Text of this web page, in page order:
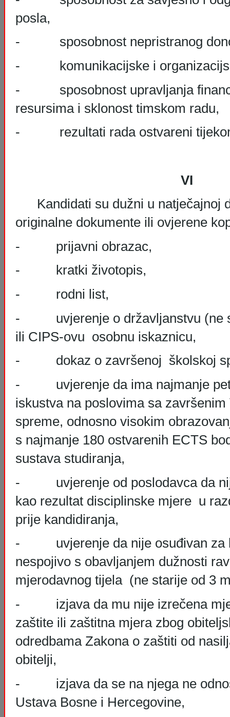
posla,
- sposobnost nepristranog
- komunikacijske i
- sposobnost upravljanja
resursima i sklonost timskom radu,
- rezultati rada ostvareni
VI
Kandidati su dužni u natječajnoj
originalne dokumente ili ovjerene
- prijavni obrazac,
- kratki životopis,
- rodni list,
- uvjerenje o državljanstvu (ne
ili CIPS-ovu osobnu iskaznicu,
- dokaz o završenoj školskoj
- uvjerenje da ima najmanje pet
iskustva na poslovima sa
spreme, odnosno visokim
s najmanje 180 ostvarenih ECTS
sustava studiranja,
- uvjerenje od poslodavca da
kao rezultat disciplinske mjere u
prije kandidiranja,
- uvjerenje da nije osuđivan za
nespojivo s obavljanjem dužnosti
mjerodavnog tijela (ne starije od 3
- izjava da mu nije izrečena
zaštite ili zaštitna mjera zbog
odredbama Zakona o zaštiti od
- izjava da se na njega ne
Ustava Bosne i Hercegovine,